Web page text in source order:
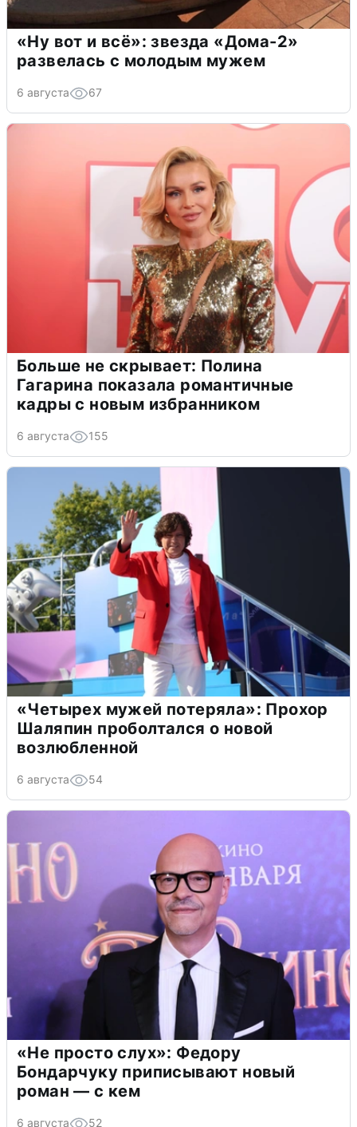
«Ну вот и всё»: звезда «Дома-2»
развелась с молодым мужем
6 августа 67
Больше не скрывает: Полина
Гагарина показала романтичные
кадры с новым избранником
6 августа 155
«Четырех мужей потеряла»: Прохор
Шаляпин проболтался о новой
возлюбленной
6 августа 54
«Не просто слух»: Федору
Бондарчуку приписывают новый
роман — с кем
6 августа 52